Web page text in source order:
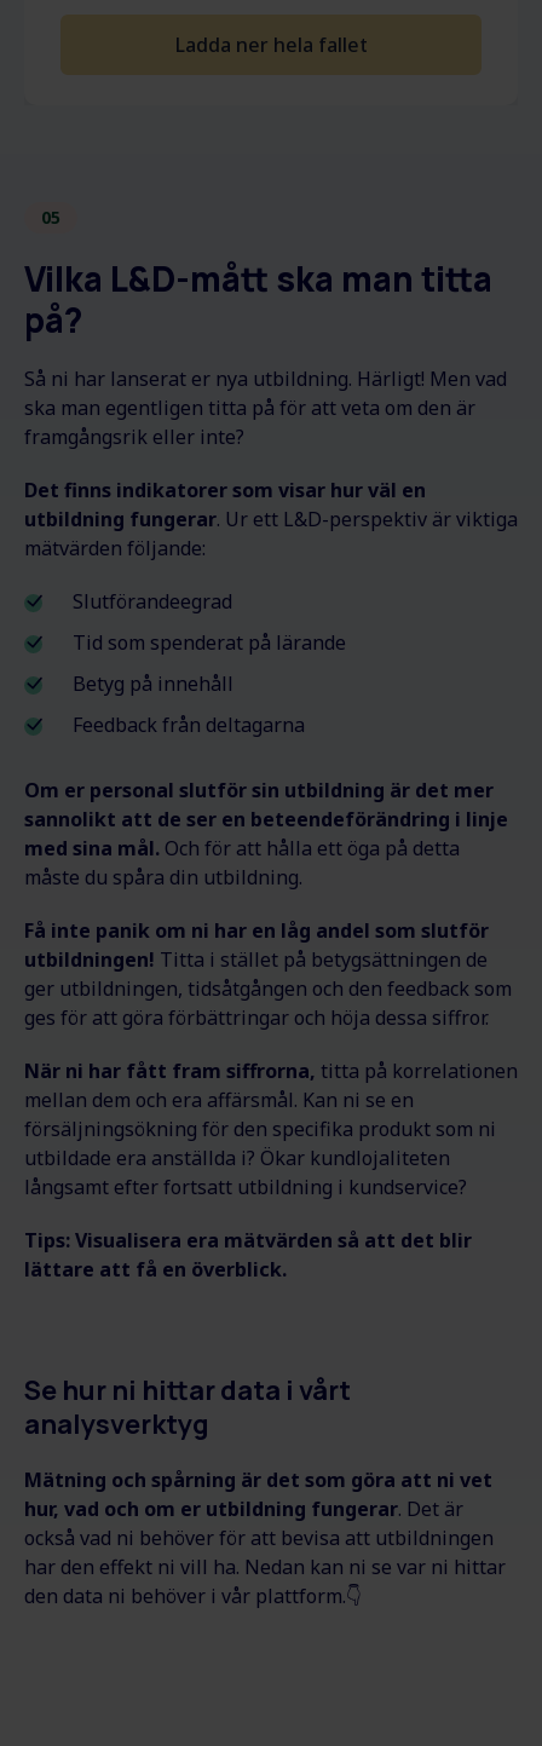
Ladda ner hela fallet
05
Vilka L&D-mått ska man titta
på?
Så ni har lanserat er nya utbildning. Härligt! Men vad
ska man egentligen titta på för att veta om den är
framgångsrik eller inte?
Det finns indikatorer som visar hur väl en
utbildning fungerar. Ur ett L&D-perspektiv är viktiga
mätvärden följande:
Slutförandeegrad
Tid som spenderat på lärande
Betyg på innehåll
Feedback från deltagarna
Om er personal slutför sin utbildning är det mer
sannolikt att de ser en beteendeförändring i linje
med sina mål. Och för att hålla ett öga på detta
måste du spåra din utbildning.
Få inte panik om ni har en låg andel som slutför
utbildningen! Titta i stället på betygsättningen de
ger utbildningen, tidsåtgången och den feedback som
ges för att göra förbättringar och höja dessa siffror.
När ni har fått fram siffrorna, titta på korrelationen
mellan dem och era affärsmål. Kan ni se en
försäljningsökning för den specifika produkt som ni
utbildade era anställda i? Ökar kundlojaliteten
långsamt efter fortsatt utbildning i kundservice?
Tips: Visualisera era mätvärden så att det blir
lättare att få en överblick.
Se hur ni hittar data i vårt
analysverktyg
Mätning och spårning är det som göra att ni vet
hur, vad och om er utbildning fungerar. Det är
också vad ni behöver för att bevisa att utbildningen
har den effekt ni vill ha. Nedan kan ni se var ni hittar
den data ni behöver i vår plattform.👇